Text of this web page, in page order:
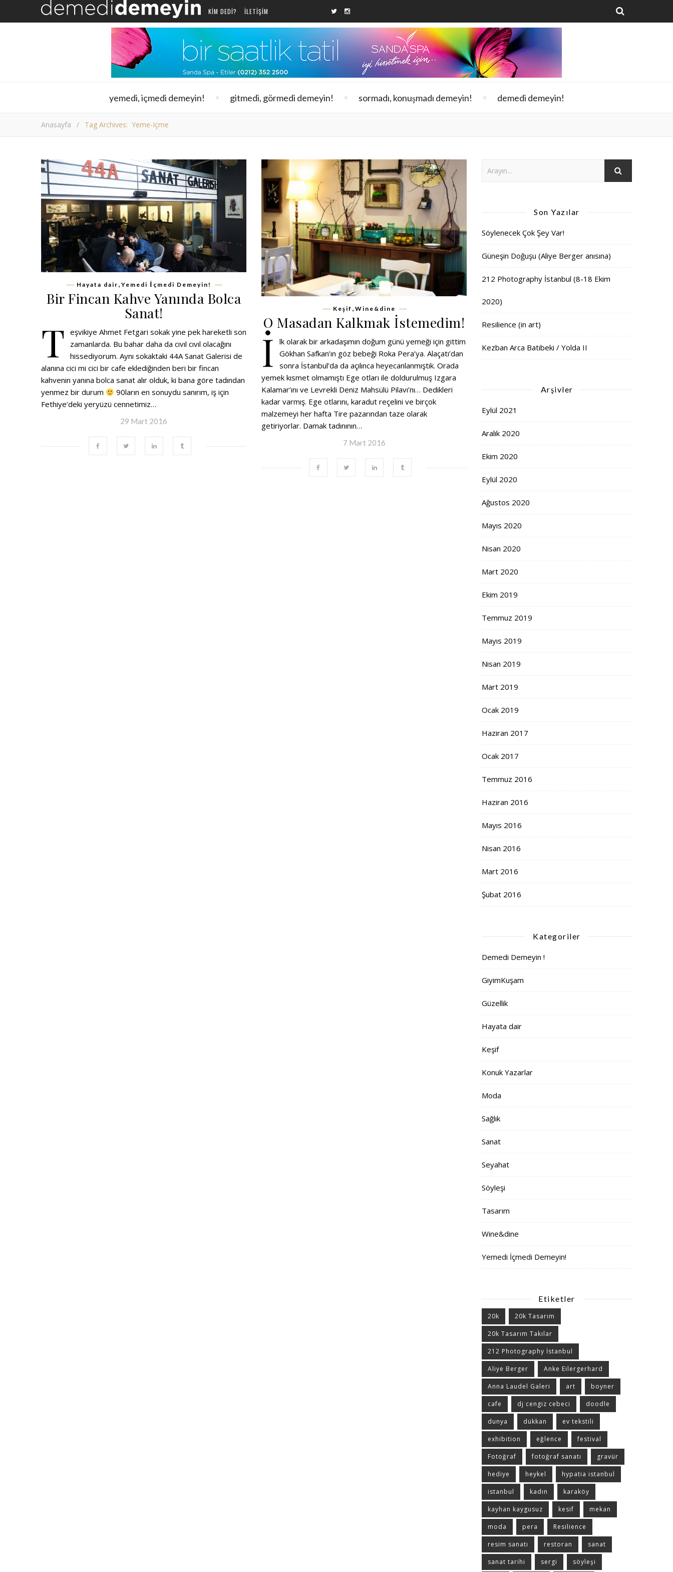
KIM DEDI? ILETIŞIM
yemedi, içmedi demeyin! gitmedi, görmedi demeyin! sormadı, konuşmadı demeyin! demedi demeyin!
Anasayfa / Tag Archives: Yeme-Içme
Hayata dair , Yemedi İçmedi Demeyin!
Bir Fincan Kahve Yanında Bolca
Sanat!
T eşvikiye Ahmet Fetgari sokak yine pek hareketli son
zamanlarda. Bu bahar daha da cıvıl cıvıl olacağını
hissediyorum. Aynı sokaktaki 44A Sanat Galerisi de
alanına cici mi cici bir cafe eklediğinden beri bir fincan
kahvenin yanına bolca sanat alır olduk, ki bana göre tadından
yenmez bir durum
90ların en sonuydu sanırım, iş için
Fethiye’deki yeryüzü cennetimiz…
29 Mart 2016
Keşif , Wine&dine
O Masadan Kalkmak İstemedim!
İ
lk olarak bir arkadaşımın doğum günü yemeği için gittim
Gökhan Safkan’ın göz bebeği Roka Pera’ya. Alaçatı’dan
sonra İstanbul’da da açılınca heyecanlanmıştık. Orada
yemek kısmet olmamıştı Ege otları ile doldurulmuş Izgara
Kalamar’ını ve Levrekli Deniz Mahsülü Pilavı’nı… Dedikleri
kadar varmış. Ege otlarını, karadut reçelini ve birçok
malzemeyi her hafta Tire pazarından taze olarak
getiriyorlar. Damak tadınının…
7 Mart 2016
Son Yazılar
Söylenecek Çok Şey Var!
Güneşin Doğuşu (Aliye Berger anısına)
212 Photography İstanbul (8-18 Ekim
2020)
Resilience (in art)
Kezban Arca Batıbeki / Yolda II
Arşivler
Eylül 2021
Aralık 2020
Ekim 2020
Eylül 2020
Ağustos 2020
Mayıs 2020
Nisan 2020
Mart 2020
Ekim 2019
Temmuz 2019
Mayıs 2019
Nisan 2019
Mart 2019
Ocak 2019
Haziran 2017
Ocak 2017
Temmuz 2016
Haziran 2016
Mayıs 2016
Nisan 2016
Mart 2016
Şubat 2016
Kategoriler
Demedi Demeyin !
GiyimKuşam
Güzellik
Hayata dair
Keşif
Konuk Yazarlar
Moda
Sağlık
Sanat
Seyahat
Söyleşi
Tasarım
Wine&dine
Yemedi İçmedi Demeyin!
Etiketler
20k 20k Tasarım
20k Tasarım Takılar
212 Photography İstanbul
Aliye Berger Anke Eilergerhard
Anna Laudel Galeri art boyner
cafe dj cengiz cebeci doodle
dunya dükkan ev tekstili
exhibition eğlence festival
Fotoğraf fotoğraf sanatı gravür
hediye heykel hypatia istanbul
istanbul kadın karaköy
kayhan kaygusuz kesif mekan
moda pera Resilience
resim sanatı restoran sanat
sanat tarihi sergi söyleşi